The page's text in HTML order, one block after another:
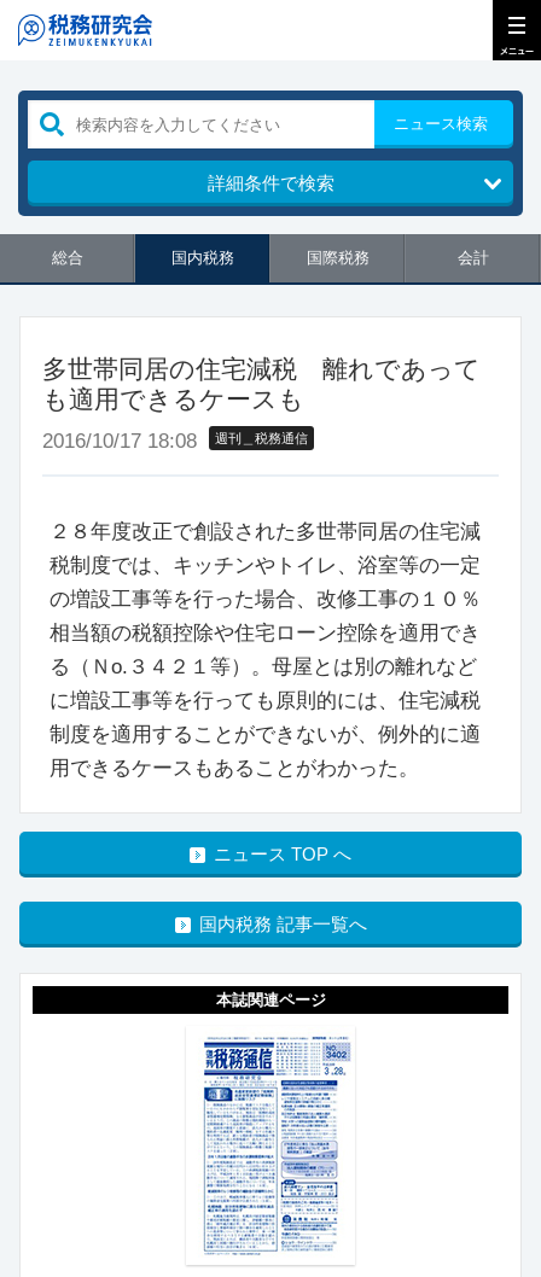
ニュース検索
詳細条件で検索
総合 国内税務 国際税務 会計
多世帯同居の住宅減税 離れであって
も適用できるケースも
2016/10/17 18:08 週刊＿税務通信
２８年度改正で創設された多世帯同居の住宅減
税制度では、キッチンやトイレ、浴室等の一定
の増設工事等を行った場合、改修工事の１０％
相当額の税額控除や住宅ローン控除を適用でき
る（Ｎо.３４２１等）。母屋とは別の離れなど
に増設工事等を行っても原則的には、住宅減税
制度を適用することができないが、例外的に適
用できるケースもあることがわかった。
ニュース TOP へ
国内税務 記事一覧へ
本誌関連ページ